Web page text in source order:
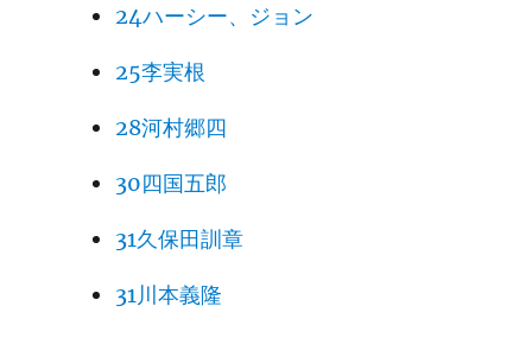
24ハーシー、ジョン
25李実根
28河村郷四
30四国五郎
31久保田訓章
31川本義隆